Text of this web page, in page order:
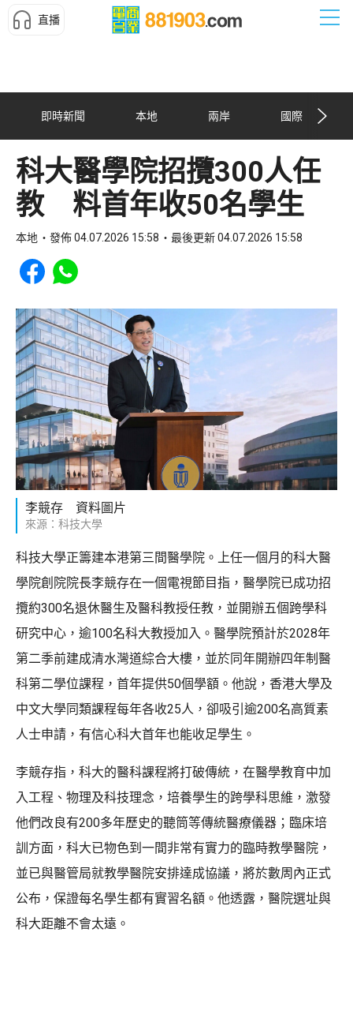
直播
即時新聞 本地 兩岸 國際
科大醫學院招攬300人任
教 料首年收50名學生
本地 發佈 04.07.2026 15:58 最後更新 04.07.2026 15:58
Share to Facebook
Share to WhatsApp
李競存 資料圖片
來源：科技大學
科技大學正籌建本港第三間醫學院。上任一個月的科大醫
學院創院院長李競存在一個電視節目指，醫學院已成功招
攬約300名退休醫生及醫科教授任教，並開辦五個跨學科
研究中心，逾100名科大教授加入。醫學院預計於2028年
第二季前建成清水灣道綜合大樓，並於同年開辦四年制醫
科第二學位課程，首年提供50個學額。他說，香港大學及
中文大學同類課程每年各收25人，卻吸引逾200名高質素
人士申請，有信心科大首年也能收足學生。
李競存指，科大的醫科課程將打破傳統，在醫學教育中加
入工程、物理及科技理念，培養學生的跨學科思維，激發
他們改良有200多年歷史的聽筒等傳統醫療儀器；臨床培
訓方面，科大已物色到一間非常有實力的臨時教學醫院，
並已與醫管局就教學醫院安排達成協議，將於數周內正式
公布，保證每名學生都有實習名額。他透露，醫院選址與
科大距離不會太遠。